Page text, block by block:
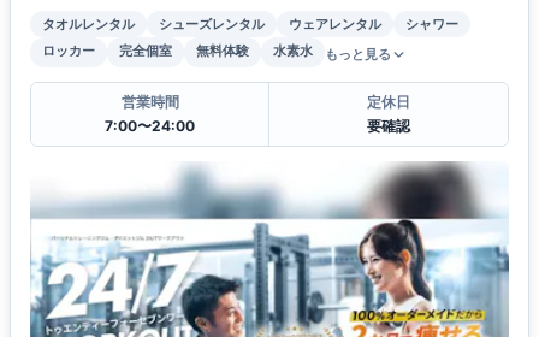
タオルレンタル シューズレンタル ウェアレンタル
シャワー
ロッカー
完全個室 無料体験 水素水 もっと見る
営業時間
7:00〜24:00
定休日
要確認